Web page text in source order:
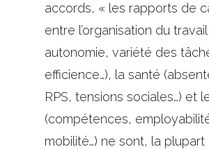
accords, « les rapports de
entre l’organisation du
autonomie, variété des
efficience…), la santé
RPS, tensions sociales…) et
(compétences,
mobilité…) ne sont, la plupart